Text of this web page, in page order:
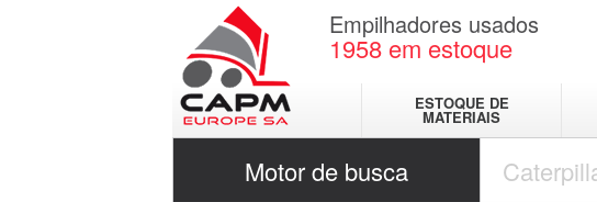
Empilhadores usados
1958 em estoque
ESTOQUE DE
MATERIAIS
Motor de busca